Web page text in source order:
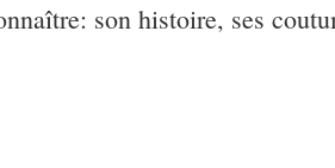
son histoire, ses